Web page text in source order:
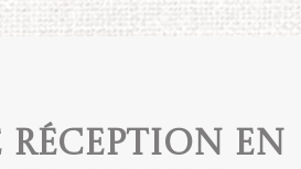
réception en